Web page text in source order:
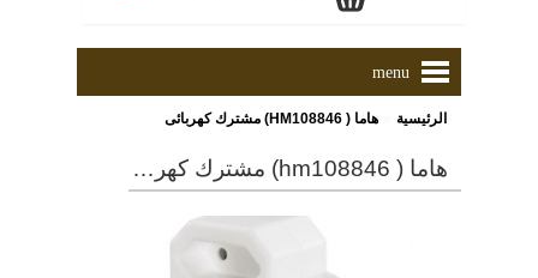
menu
الرئيسية هاما ( HM108846) مشترك كهربائى
هاما ( hm108846) مشترك كهربائى